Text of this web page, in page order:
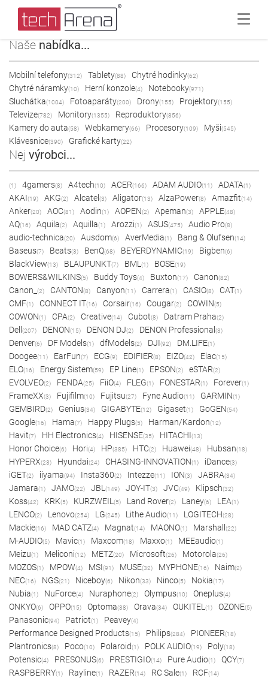
Naše nabídka...
Mobilní telefony(312) Tablety(88) Chytré hodinky(62)
Chytré náramky(10) Herní konzole(4) Notebooky(971)
Sluchátka(1004) Fotoaparáty(200) Drony(155) Projektory(155)
Televize(782) Monitory(1355) Reproduktory(856)
Kamery do auta(58) Webkamery(66) Procesory(109) Myši(545)
Klávesnice(390) Grafické karty(22)
Nej výrobci...
(1) 4gamers(8) A4tech(10) ACER(166) ADAM AUDIO(11) ADATA(1)
AKAI(19) AKG(2) Alcatel (3) Aligator(13) AlzaPower(8) Amazfit(14)
Anker(20) AOC(81) Aodin(1) AOPEN(2) Apeman(3) APPLE(48)
AQ(16) Aquila(2) Aquilla(1) Arozzi(1) ASUS(475) Audio Pro(8)
audio-technica(20) Ausdom(6) AverMedia(1) Bang & Olufsen(14)
Baseus(7) Beats(3) BenQ(68) BEYERDYNAMIC(19) Bigben(6)
BlackView(13) BLAUPUNKT(7) BML (1) BOSE(19)
BOWERS&WILKINS(5) Buddy Toys(4) Buxton(17) Canon(82)
Canon_ (2) CANTON(8) Canyon(11) Carrera(1) CASIO(8) CAT(1)
CMF(1) CONNECT IT(16) Corsair(16) Cougar(2) COWIN(5)
COWON(1) CPA(2) Creative(14) Cubot(8) Datram Praha(2)
Dell (207) DENON(15) DENON DJ(2) DENON Professional (3)
Denver(6) DF Models(1) dfModels(2) DJI(92) DM.LIFE(1)
Doogee(11) EarFun(7) ECG(9) EDIFIER(8) EIZO(42) Elac(15)
ELO(16) Energy Sistem(59) EP Line(1) EPSON(2) eSTAR(2)
EVOLVEO(2) FENDA(25) FiiO(4) FLEG(1) FONESTAR(1) Forever(1)
FrameXX(3) Fujifilm(10) Fujitsu(27) Fyne Audio(11) GARMIN(1)
GEMBIRD(2) Genius(34) GIGABYTE(12) Gigaset(1) GoGEN(54)
Google(16) Hama(7) Happy Plugs(5) Harman/Kardon(12)
Havit(7) HH Electronics(4) HISENSE(35) HITACHI(13)
Honor Choice(6) Hori(4) HP(385) HTC(2) Huawei(48) Hubsan(18)
HYPERX(23) Hyundai(24) CHASING-INNOVATION(1) iDance(3)
iGET(2) iiyama(94) Insta360(2) Intezze(11) ION(3) JABRA(34)
Jamara(1) JAMO(22) JBL (149) JOY-IT(3) JVC(49) Klipsch(32)
Koss(42) KRK(5) KURZWEIL (5) Land Rover(2) Laney(6) LEA(1)
LENCO(2) Lenovo(254) LG(245) Lithe Audio(11) LOGITECH(28)
Mackie(16) MAD CATZ(4) Magnat(14) MAONO(1) Marshall (22)
M-AUDIO(5) Mavic(1) Maxcom(18) Maxxo(1) MEEaudio(1)
Meizu(1) Meliconi(12) METZ(20) Microsoft(26) Motorola(26)
MOZOS(1) MPOW(4) MSI(91) MUSE(32) MYPHONE(16) Naim(2)
NEC(16) NGS(21) Niceboy(6) Nikon(33) Ninco(5) Nokia(17)
Nubia(1) NuForce(4) Nuraphone(2) Olympus(10) Oneplus(4)
ONKYO(6) OPPO(15) Optoma(38) Orava(34) OUKITEL (1) OZONE(5)
Panasonic(94) Patriot(1) Peavey(4)
Performance Designed Products(15) Philips(284) PIONEER(18)
Plantronics(8) Poco(10) Polaroid(1) POLK AUDIO(19) Poly(18)
Potensic(4) PRESONUS(6) PRESTIGIO(14) Pure Audio(1) QCY(7)
RASPBERRY(1) Rayline(1) RAZER(14) RC Sale(1) RCF(14)